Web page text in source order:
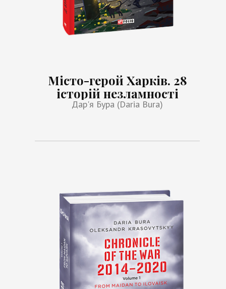
Місто-герой Харків. 28
історій незламності
Дар'я Бура (Daria Bura)